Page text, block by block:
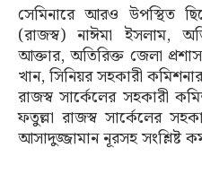
সেমিনারে আরও উপস্থিত
(রাজস্ব) নাঈমা ইসলাম,
আক্তার, অতিরিক্ত জেলা
খান, সিনিয়র সহকারী
রাজস্ব সার্কেলের সহকারী
ফতুল্লা রাজস্ব সার্কেলের
আসাদুজ্জামান নূরসহ সংশ্লিষ্ট